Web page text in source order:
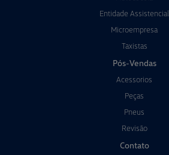
Entidade Assistencial
Microempresa
Taxistas
Pós-Vendas
Acessorios
Peças
Pneus
Revisão
Contato